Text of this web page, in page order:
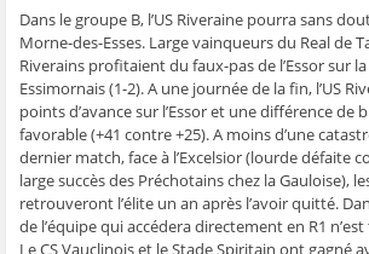
s
u
n
e
n
o
u
v
e
l
l
f
e
n
ê
t
u
n
e
n
o
u
v
e
l
l
e
e
n
ê
t
r
u
n
e
n
o
u
v
e
l
l
e
f
e
n
ê
n
o
u
v
e
l
e
f
e
ê
t
r
e
)
Dans le groupe B, l’US Riveraine pourra sans
Morne-des-Esses. Large vainqueurs du Real de
Riverains profitaient du faux-pas de l’Essor sur
Essimornais (1-2). A une journée de la fin, l’US
points d’avance sur l’Essor et une différence de
favorable (+41 contre +25). A moins d’une
dernier match, face à l’Excelsior (lourde défaite
large succès des Préchotains chez la Gauloise),
retrouveront l’élite un an après l’avoir quitté.
de l’équipe qui accédera directement en R1
Le CS Vauclinois et le Stade Spiritain ont gagné